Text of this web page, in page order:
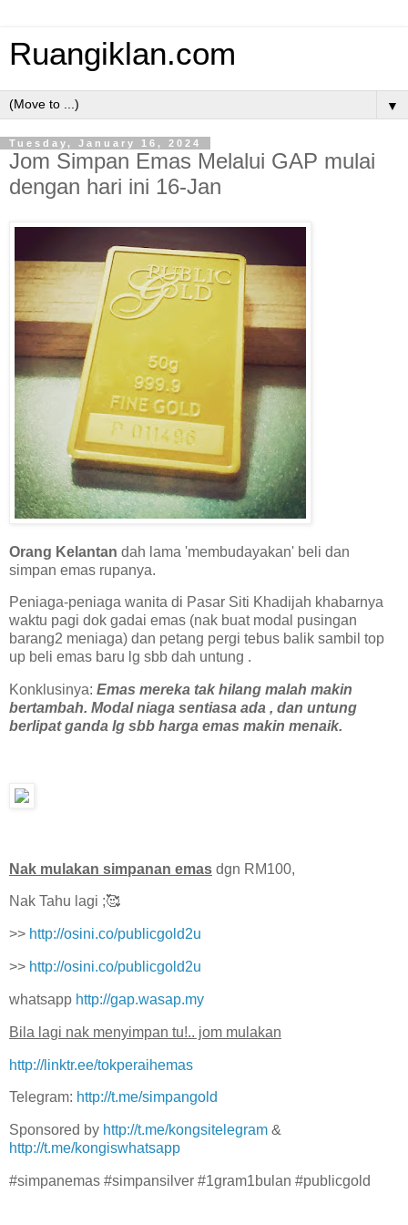
Ruangiklan.com
▼
Tuesday, January 16, 2024
Jom Simpan Emas Melalui GAP mulai
dengan hari ini 16-Jan
Orang Kelantan dah lama 'membudayakan' beli dan
simpan emas rupanya.
Peniaga-peniaga wanita di Pasar Siti Khadijah khabarnya
waktu pagi dok gadai emas (nak buat modal pusingan
barang2 meniaga) dan petang pergi tebus balik sambil top
up beli emas baru lg sbb dah untung .
Konklusinya: Emas mereka tak hilang malah makin
bertambah. Modal niaga sentiasa ada , dan untung
berlipat ganda lg sbb harga emas makin menaik.
Nak mulakan simpanan emas dgn RM100,
Nak Tahu lagi ;🥰
>> http://osini.co/publicgold2u
>> http://osini.co/publicgold2u
whatsapp http://gap.wasap.my
Bila lagi nak menyimpan tu!.. jom mulakan
http://linktr.ee/tokperaihemas
Telegram: http://t.me/simpangold
Sponsored by http://t.me/kongsitelegram &
http://t.me/kongiswhatsapp
#simpanemas #simpansilver #1gram1bulan #publicgold